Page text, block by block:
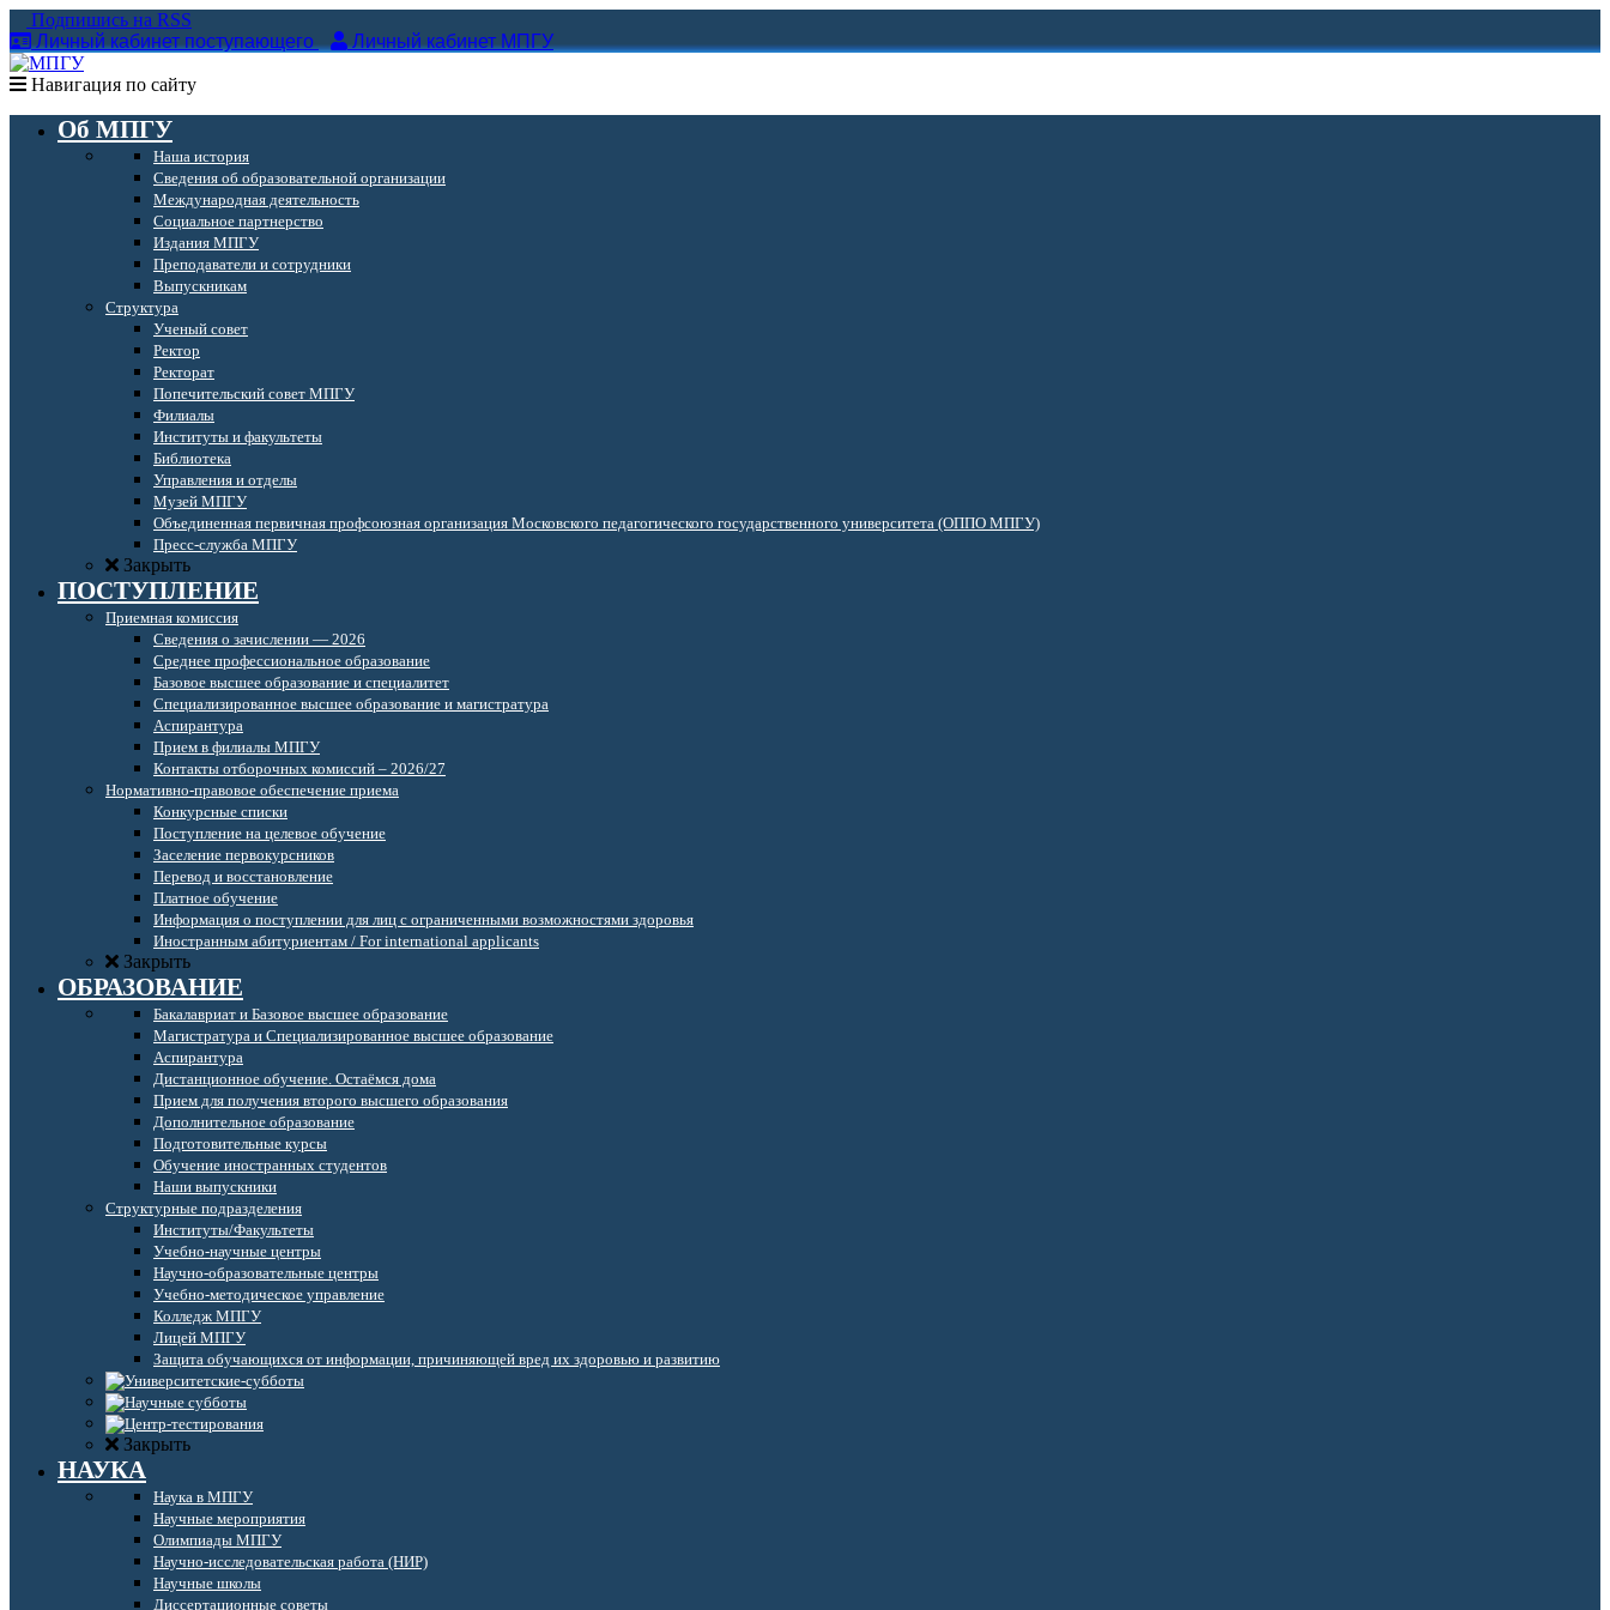
Подпишись на RSS
Личный кабинет поступающего
Личный кабинет МПГУ
Навигация по сайту
Об МПГУ
Наша история
Сведения об образовательной организации
Международная деятельность
Социальное партнерство
Издания МПГУ
Преподаватели и сотрудники
Выпускникам
Структура
Ученый совет
Ректор
Ректорат
Попечительский совет МПГУ
Филиалы
Институты и факультеты
Библиотека
Управления и отделы
Музей МПГУ
Объединенная первичная профсоюзная организация Московского педагогического государственного университета (ОППО МПГУ)
Пресс-служба МПГУ
Закрыть
ПОСТУПЛЕНИЕ
Приемная комиссия
Сведения о зачислении — 2026
Среднее профессиональное образование
Базовое высшее образование и специалитет
Специализированное высшее образование и магистратура
Аспирантура
Прием в филиалы МПГУ
Контакты отборочных комиссий – 2026/27
Нормативно-правовое обеспечение приема
Конкурсные списки
Поступление на целевое обучение
Заселение первокурсников
Перевод и восстановление
Платное обучение
Информация о поступлении для лиц с ограниченными возможностями здоровья
Иностранным абитуриентам / For international applicants
Закрыть
ОБРАЗОВАНИЕ
Бакалавриат и Базовое высшее образование
Магистратура и Специализированное высшее образование
Аспирантура
Дистанционное обучение. Остаёмся дома
Прием для получения второго высшего образования
Дополнительное образование
Подготовительные курсы
Обучение иностранных студентов
Наши выпускники
Структурные подразделения
Институты/Факультеты
Учебно-научные центры
Научно-образовательные центры
Учебно-методическое управление
Колледж МПГУ
Лицей МПГУ
Защита обучающихся от информации, причиняющей вред их здоровью и развитию
Закрыть
НАУКА
Наука в МПГУ
Научные мероприятия
Олимпиады МПГУ
Научно-исследовательская работа (НИР)
Научные школы
Диссертационные советы